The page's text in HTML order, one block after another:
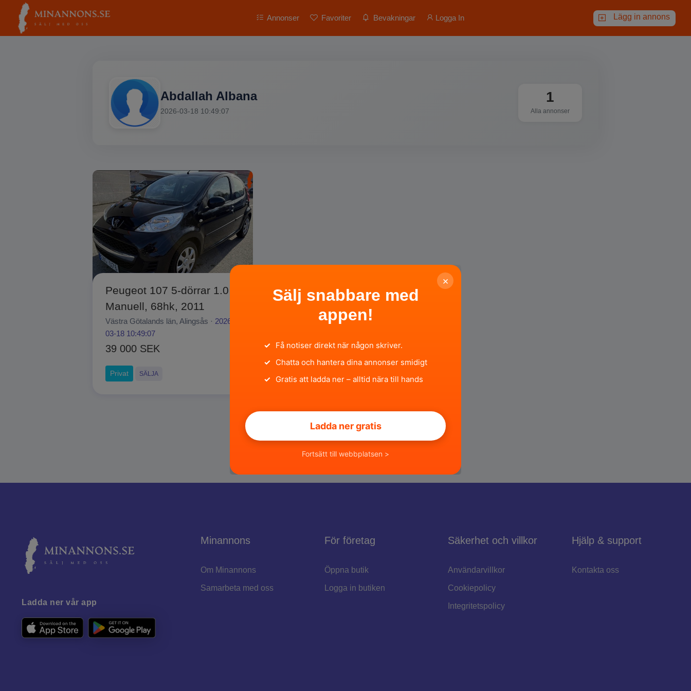
Annonser Favoriter Bevakningar Logga In Lägg in annons
Abdallah Albana
2026-03-18 10:49:07
1
Alla annonser
Peugeot 107 5-dörrar 1.0
Manuell, 68hk, 2011
Västra Götalands län, Alingsås · 2026-
03-18 10:49:07
39 000 SEK
Privat SÄLJA
×
Sälj snabbare med
appen!
✓ Få notiser direkt när någon skriver.
✓ Chatta och hantera dina annonser smidigt
✓ Gratis att ladda ner – alltid nära till hands
Ladda ner gratis
Fortsätt till webbplatsen >
Ladda ner vår app
Minannons
Om Minannons
Samarbeta med oss
För företag
Öppna butik
Logga in butiken
Säkerhet och villkor
Användarvillkor
Cookiepolicy
Integritetspolicy
Hjälp & support
Kontakta oss